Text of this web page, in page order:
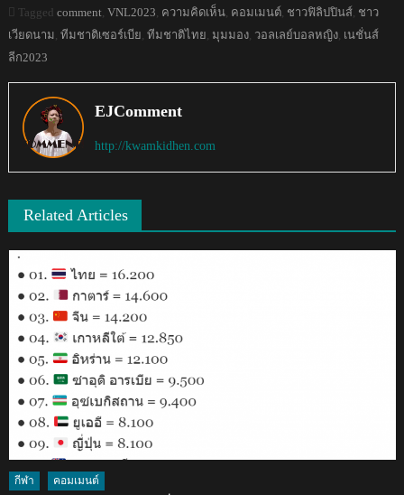
Tagged comment VNL2023 ความคิดเห็น, คอมเมนต์, ชาวฟิลิปปินส์, ชาว
เวียดนาม ทีมชาติเซอร์เบีย ทีมชาติไทย มุมมอง, วอลเลย์บอลหญิง, เนชั่นส์
ลีก2023
EJComment
http://kwamkidhen.com
Related Articles
กีฬา คอมเมนต์